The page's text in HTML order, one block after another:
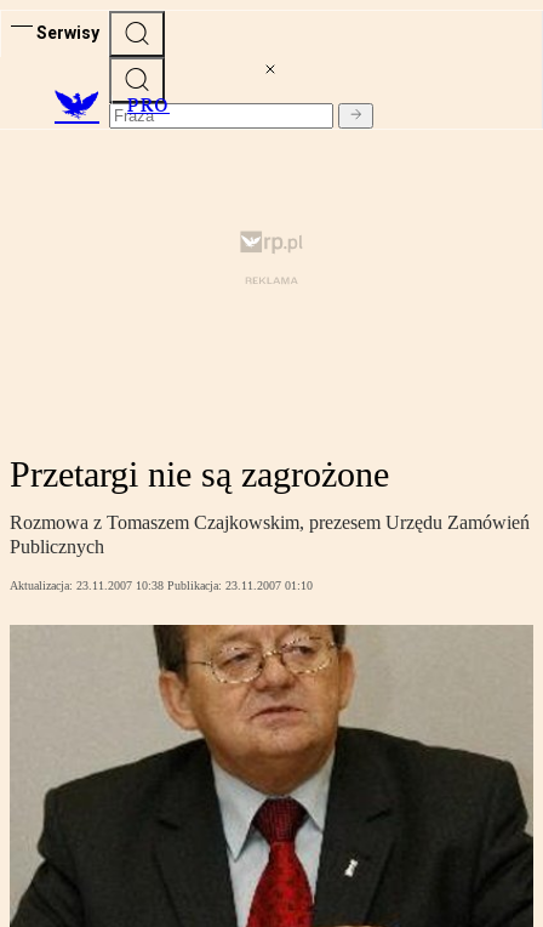
Serwisy
PRO
Przetargi nie są zagrożone
Rozmowa z Tomaszem Czajkowskim, prezesem Urzędu Zamówień
Publicznych
Aktualizacja: 23.11.2007 10:38 Publikacja: 23.11.2007 01:10